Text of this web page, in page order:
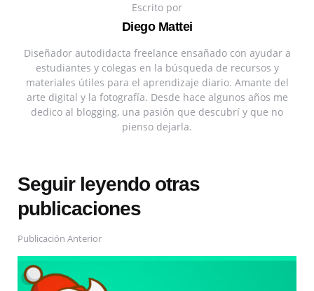
Escrito por
Diego Mattei
Diseñador autodidacta freelance ensañado con ayudar a
estudiantes y colegas en la búsqueda de recursos y
materiales útiles para el aprendizaje diario. Amante del
arte digital y la fotografía. Desde hace algunos años me
dedico al blogging, una pasión que descubrí y que no
pienso dejarla.
Seguir leyendo otras
publicaciones
Publicación Anterior